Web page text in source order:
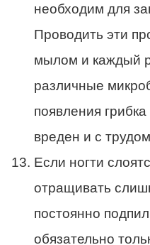
необходим для
Проводить эти
мылом и каждый
различные
появления
вреден и с
Если ногти
отращивать
постоянно
обязательно